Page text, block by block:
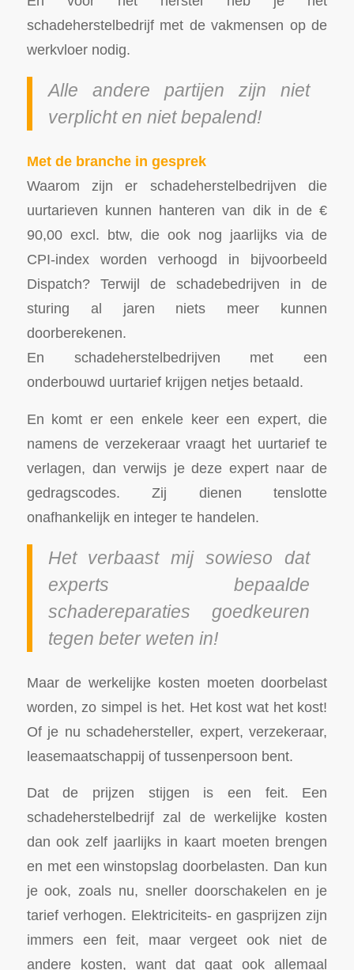
schadeherstelbedrijf met de vakmensen op de
werkvloer nodig.
Alle andere partijen zijn niet
verplicht en niet bepalend!
Met de branche in gesprek
Waarom zijn er schadeherstelbedrijven die
uurtarieven kunnen hanteren van dik in de €
90,00 excl. btw, die ook nog jaarlijks via de
CPI-index worden verhoogd in bijvoorbeeld
Dispatch? Terwijl de schadebedrijven in de
sturing al jaren niets meer kunnen
doorberekenen.
En schadeherstelbedrijven met een
onderbouwd uurtarief krijgen netjes betaald.
En komt er een enkele keer een expert, die
namens de verzekeraar vraagt het uurtarief te
verlagen, dan verwijs je deze expert naar de
gedragscodes. Zij dienen tenslotte
onafhankelijk en integer te handelen.
Het verbaast mij sowieso dat
experts bepaalde
schadereparaties goedkeuren
tegen beter weten in!
Maar de werkelijke kosten moeten doorbelast
worden, zo simpel is het. Het kost wat het kost!
Of je nu schadehersteller, expert, verzekeraar,
leasemaatschappij of tussenpersoon bent.
Dat de prijzen stijgen is een feit. Een
schadeherstelbedrijf zal de werkelijke kosten
dan ook zelf jaarlijks in kaart moeten brengen
en met een winstopslag doorbelasten. Dan kun
je ook, zoals nu, sneller doorschakelen en je
tarief verhogen. Elektriciteits- en gasprijzen zijn
immers een feit, maar vergeet ook niet de
andere kosten, want dat gaat ook allemaal